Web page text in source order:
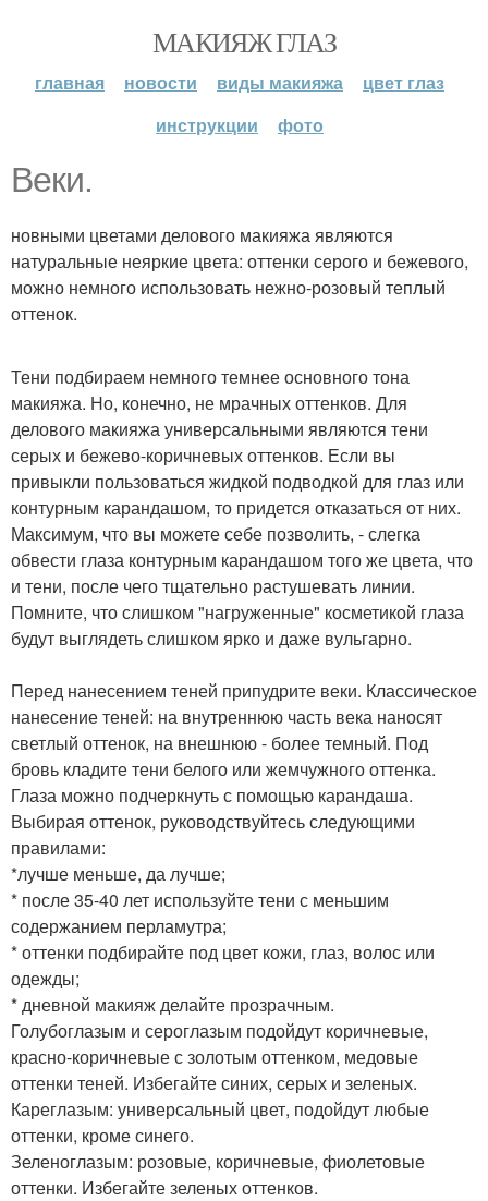
МАКИЯЖ ГЛАЗ
главная новости виды макияжа
цвет глаз
инструкции
фото
Веки.
новными цветами делового макияжа являются
натуральные неяркие цвета: оттенки серого и бежевого,
можно немного использовать нежно-розовый теплый
оттенок.
Тени подбираем немного темнее основного тона
макияжа. Но, конечно, не мрачных оттенков. Для
делового макияжа универсальными являются тени
серых и бежево-коричневых оттенков. Если вы
привыкли пользоваться жидкой подводкой для глаз или
контурным карандашом, то придется отказаться от них.
Максимум, что вы можете себе позволить, - слегка
обвести глаза контурным карандашом того же цвета, что
и тени, после чего тщательно растушевать линии.
Помните, что слишком "нагруженные" косметикой глаза
будут выглядеть слишком ярко и даже вульгарно.
Перед нанесением теней припудрите веки. Классическое
нанесение теней: на внутреннюю часть века наносят
светлый оттенок, на внешнюю - более темный. Под
бровь кладите тени белого или жемчужного оттенка.
Глаза можно подчеркнуть с помощью карандаша.
Выбирая оттенок, руководствуйтесь следующими
правилами:
*лучше меньше, да лучше;
* после 35-40 лет используйте тени с меньшим
содержанием перламутра;
* оттенки подбирайте под цвет кожи, глаз, волос или
одежды;
* дневной макияж делайте прозрачным.
Голубоглазым и сероглазым подойдут коричневые,
красно-коричневые с золотым оттенком, медовые
оттенки теней. Избегайте синих, серых и зеленых.
Кареглазым: универсальный цвет, подойдут любые
оттенки, кроме синего.
Зеленоглазым: розовые, коричневые, фиолетовые
оттенки. Избегайте зеленых оттенков.